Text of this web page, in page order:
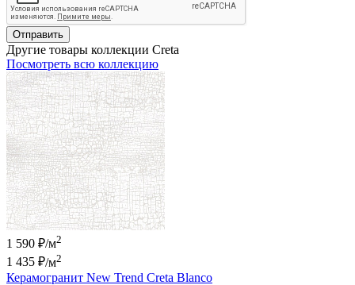
Отправить
Другие товары коллекции Creta
Посмотреть всю коллекцию
1 590 ₽/м2
1 435 ₽/м2
Керамогранит New Trend Creta Blanco